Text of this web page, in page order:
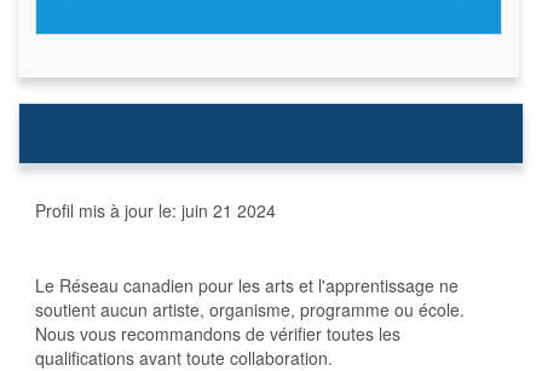
Profil mis à jour le: juin 21 2024
Le Réseau canadien pour les arts et l'apprentissage ne
soutient aucun artiste, organisme, programme ou école.
Nous vous recommandons de vérifier toutes les
qualifications avant toute collaboration.